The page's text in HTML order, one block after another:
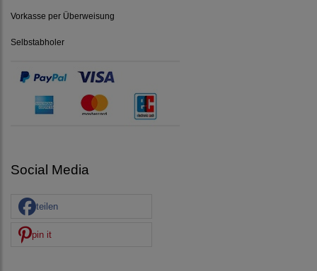
Vorkasse per Überweisung
Selbstabholer
Social Media
teilen
pin it